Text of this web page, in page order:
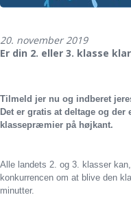
20. november 2019
Er din 2. eller 3. klasse
Tilmeld jer nu og indberet
Det er gratis at deltage og
klassepræmier på højkant.
Alle landets 2. og 3. klasser
konkurrencen om at blive den
minutter.